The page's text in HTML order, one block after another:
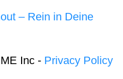
– Rein in Deine
Inc - Privacy Policy